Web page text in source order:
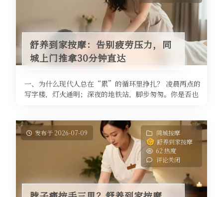
舒养到家按摩：告别疲劳压力，同
城上门推拿30分钟直达
一、为什么现代人总在“累”的循环里挣扎？ 凌晨两点的
写字楼，灯火通明；深夜的地铁站，脚步匆匆。你是否也
发布于 2026-07-09
同城按摩
舒养到家按摩
62 热度
评论关闭